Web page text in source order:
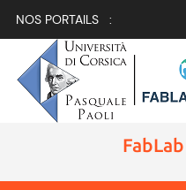
NOS PORTAILS :